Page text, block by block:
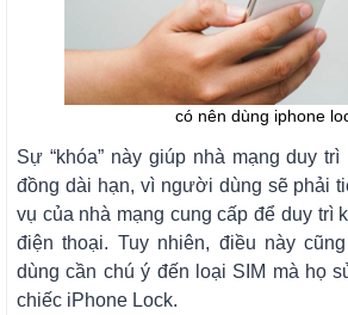
có nên dùng iphone
Sự “khóa” này giúp nhà mạng duy
đồng dài hạn, vì người dùng sẽ phải
vụ của nhà mạng cung cấp để duy trì
điện thoại. Tuy nhiên, điều này
dùng cần chú ý đến loại SIM mà họ
chiếc iPhone Lock.